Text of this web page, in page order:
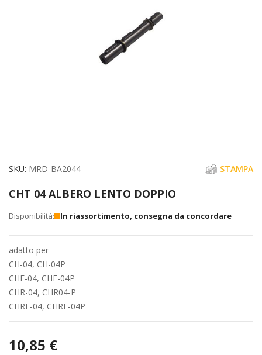
Vai
della
immagini
SKU MRD-BA2044 STAMPA
CHT 04 ALBERO LENTO DOPPIO
In riassortimento, consegna da concordare
adatto per
CH-04, CH-04P
CHE-04, CHE-04P
CHR-04, CHR04-P
CHRE-04, CHRE-04P
10,85 €